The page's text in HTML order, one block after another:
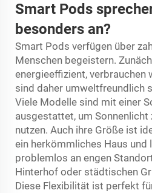
Smart Pods
besonders an?
Smart Pods verfügen über
Menschen begeistern.
energieeffizient, verbrauchen
sind daher umweltfreundlich
Viele Modelle sind mit einer
ausgestattet, um Sonnenlicht
nutzen. Auch ihre Größe ist
ein herkömmliches Haus und
problemlos an engen
Hinterhof oder städtischen
Diese Flexibilität ist perfekt